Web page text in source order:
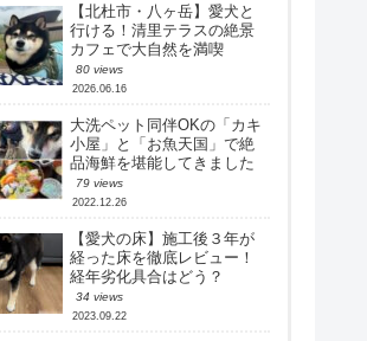
【北杜市・八ヶ岳】愛犬と
行ける！清里テラスの絶景
カフェで大自然を満喫
80 views
2026.06.16
大洗ペット同伴OKの「カキ
小屋」と「お魚天国」で絶
品海鮮を堪能してきました
79 views
2022.12.26
【愛犬の床】施工後３年が
経った床を徹底レビュー！
経年劣化具合はどう？
34 views
2023.09.22